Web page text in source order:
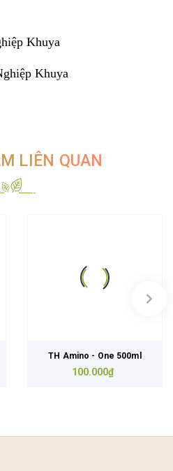
Khuya
Khuya
LIÊN QUAN
TH Amino - One 500ml
100.000₫